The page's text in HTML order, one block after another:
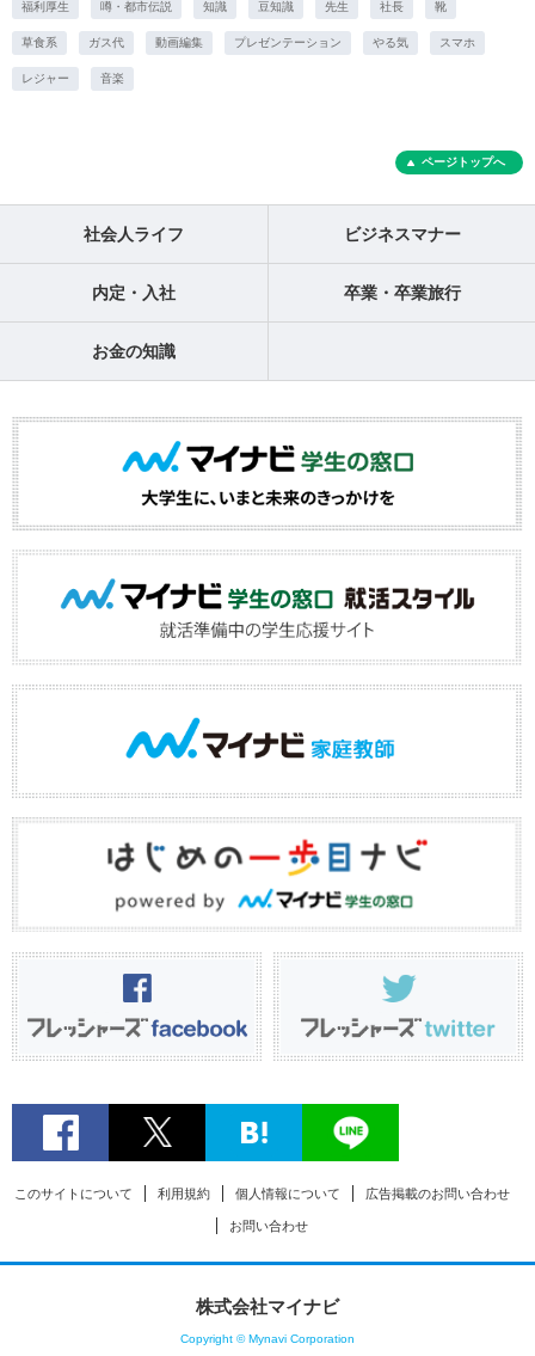
福利厚生 噂・都市伝説 知識 豆知識 先生 社長 靴
草食系 ガス代 動画編集 プレゼンテーション やる気 スマホ
レジャー 音楽
ページトップへ
社会人ライフ ビジネスマナー
内定・入社 卒業・卒業旅行
お金の知識
このサイトについて 利用規約 個人情報について 広告掲載のお問い合わせ
お問い合わせ
株式会社マイナビ
Copyright © Mynavi Corporation